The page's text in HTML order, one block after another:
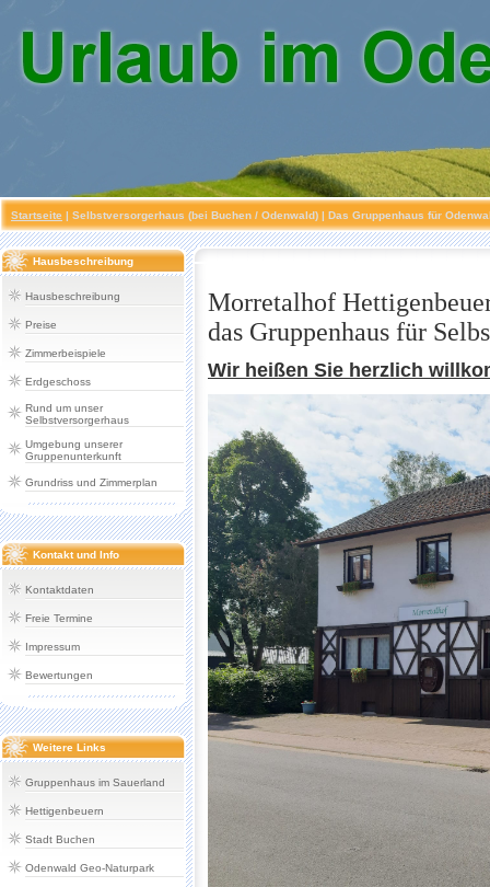
Startseite | Selbstversorgerhaus (bei Buchen / Odenwald) | Das Gruppenhaus für
Hausbeschreibung
Hausbeschreibung
Preise
Zimmerbeispiele
Erdgeschoss
Rund um unser
Selbstversorgerhaus
Umgebung unserer
Gruppenunterkunft
Grundriss und Zimmerplan
Kontakt und Info
Kontaktdaten
Freie Termine
Impressum
Bewertungen
Weitere Links
Gruppenhaus im Sauerland
Hettigenbeuern
Stadt Buchen
Odenwald Geo-Naturpark
Morretalhof
das Gruppenhaus für
Wir heißen Sie herzlich